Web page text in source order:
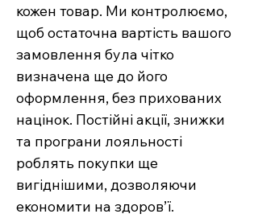
кожен товар. Ми контролюємо,
щоб остаточна вартість вашого
замовлення була чітко
визначена ще до його
оформлення, без прихованих
націнок. Постійні акції, знижки
та програни лояльності
роблять покупки ще
вигіднішими, дозволяючи
економити на здоров’ї.